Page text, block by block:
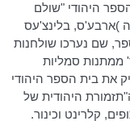
היהודי "שולם
)ארבע'ס, בלינצ'עס
שם נערכו שולחנות
ממתנות סמליות
את בית הספר היהודי
היהודית של
קלרינט וכינור.